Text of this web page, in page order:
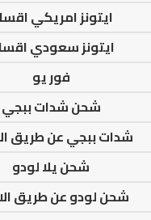
ايتونز امريكي
ايتونز سعودي
فور يو
شحن شدات ببجي
شدات ببجي عن طريق
شحن يلا لودو
شحن لودو عن طريق